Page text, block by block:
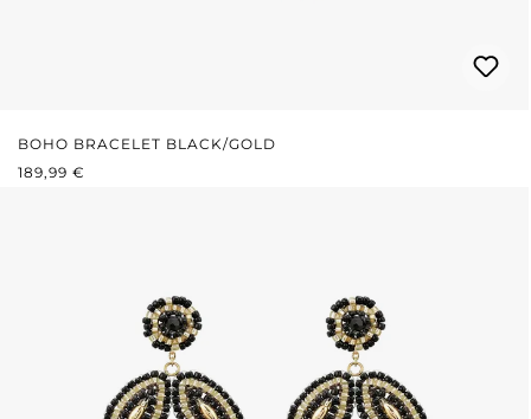
BOHO BRACELET BLACK/GOLD
REGULÄRER PREIS:
189,99 €